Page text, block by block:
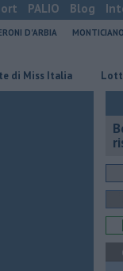
PALIO Blog
D'ARBIA MONTICIANO
Italia Lotto d'oro,